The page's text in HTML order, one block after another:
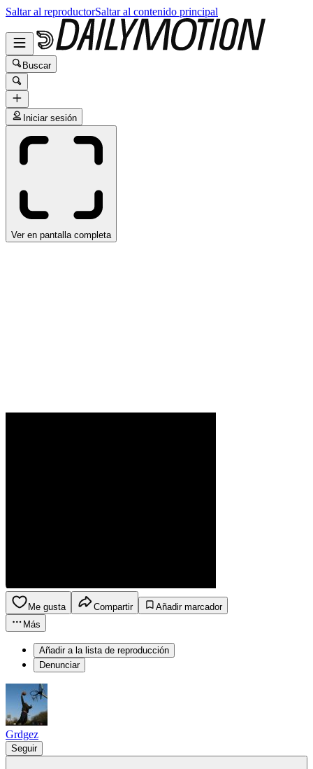
Saltar al reproductorSaltar al contenido principal
Buscar
Iniciar sesión
Ver en pantalla completa
Me gusta Compartir
Añadir marcador
Más
Añadir a la lista de reproducción
Denunciar
Grdgez
Seguir